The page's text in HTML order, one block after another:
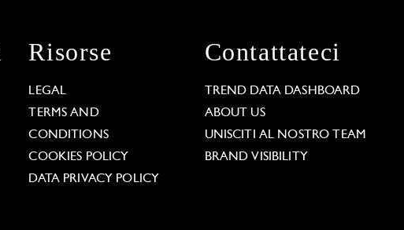
Risorse
LEGAL
TERMS AND
CONDITIONS
COOKIES POLICY
DATA PRIVACY POLICY
Contattateci
TREND DATA DASHBOARD
ABOUT US
UNISCITI AL NOSTRO TEAM
BRAND VISIBILITY